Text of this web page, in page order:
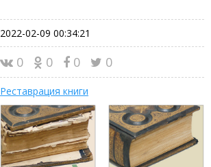
2022-02-09 00:34:21
0 0 0 0
Реставрация книги